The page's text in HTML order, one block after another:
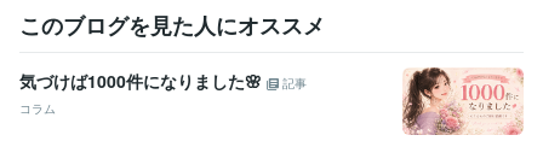
マインドフルネススペシャリスト 取得年 : 2020年
上級心理カウンセラー 取得年 : 2020年
家族療法カウンセラー 取得年 : 2020年
認知症介助士
このブログを見た人にオススメ
気づけば1000件になりました🌸
記事
コラム